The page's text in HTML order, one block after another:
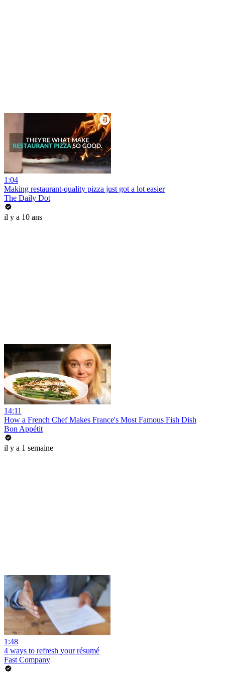
1:04
Making restaurant-quality pizza just got a lot easier
The Daily Dot
il y a 10 ans
14:11
How a French Chef Makes France's Most Famous Fish Dish
Bon Appétit
il y a 1 semaine
1:48
4 ways to refresh your résumé
Fast Company